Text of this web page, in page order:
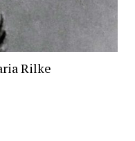
Rilke